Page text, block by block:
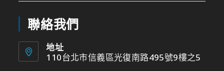
聯絡我們
地址
110台北市信義區光復南路495號9樓之5